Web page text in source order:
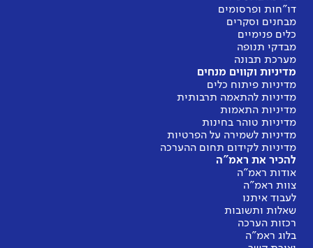
דו"חות ופרסומים
מבחנים וסקרים
כלים פנימיים
מבדקי תנופה
מערכת תבונה
מדיניות וקווים מנחים
מדיניות פיתוח כלים
מדיניות להתאמה תרבותית
מדיניות התאמות
מדיניות טוהר בחינות
מדיניות לשמירה על הפרטיות
מדיניות לקידום תחום ההערכה
להכיר את ראמ"ה
אודות ראמ"ה
צוות ראמ"ה
לעבוד איתנו
שאלות ותשובות
רכזות הערכה
בלוג ראמ"ה